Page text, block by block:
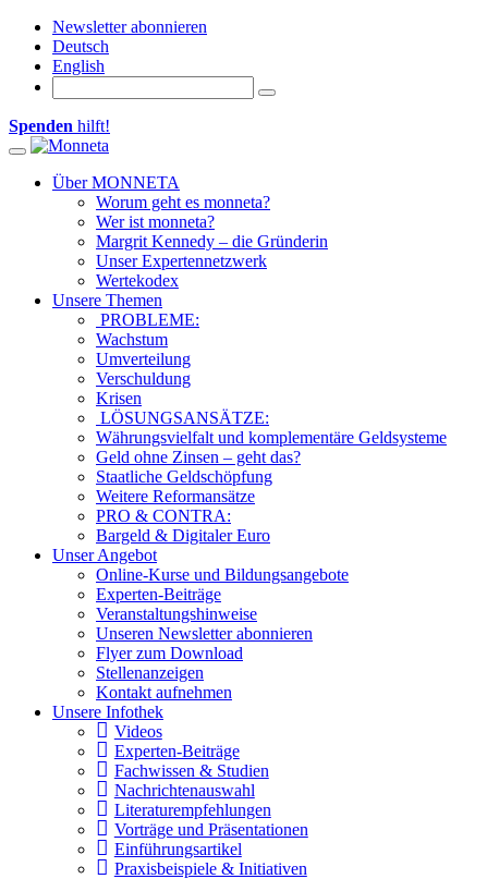
Newsletter abonnieren
Deutsch
English
Spenden hilft!
Toggle navigation
Über MONNETA
Worum geht es monneta?
Wer ist monneta?
Margrit Kennedy – die Gründerin
Unser Expertennetzwerk
Wertekodex
Unsere Themen
PROBLEME:
Wachstum
Umverteilung
Verschuldung
Krisen
LÖSUNGSANSÄTZE:
Währungsvielfalt und komplementäre Geldsysteme
Geld ohne Zinsen – geht das?
Staatliche Geldschöpfung
Weitere Reformansätze
PRO & CONTRA:
Bargeld & Digitaler Euro
Unser Angebot
Online-Kurse und Bildungsangebote
Experten-Beiträge
Veranstaltungshinweise
Unseren Newsletter abonnieren
Flyer zum Download
Stellenanzeigen
Kontakt aufnehmen
Unsere Infothek
Videos
Experten-Beiträge
Fachwissen & Studien
Nachrichtenauswahl
Literaturempfehlungen
Vorträge und Präsentationen
Einführungsartikel
Praxisbeispiele & Initiativen